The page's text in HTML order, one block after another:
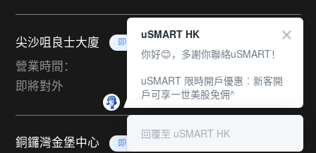
尖沙咀良士大廈 即將對外
營業時間：
即將對外
銅鑼灣金堡中心 即將對外
uSMART HK
你好😊，多謝你聯絡uSMART！
uSMART 限時開戶優惠︰新客開
戶可享一世美股免佣^
回覆至 uSMART HK